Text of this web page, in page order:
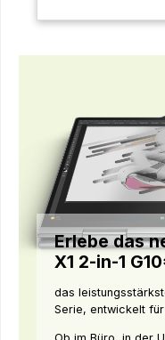
Erlebe das
X1 2-in-1
das
Serie, entwickelt